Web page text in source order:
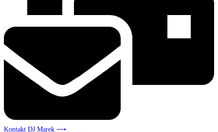
Kontakt DJ Marek ⟶